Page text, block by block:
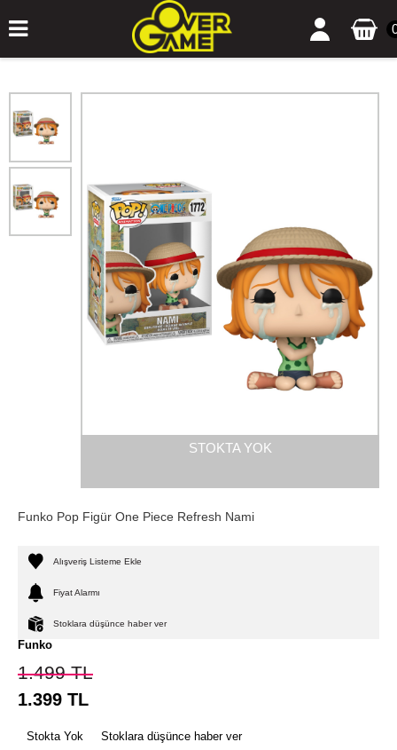
STOKTA YOK
Funko Pop Figür One Piece Refresh Nami
Alışveriş Listeme Ekle
Fiyat Alarmı
Stoklara düşünce haber ver
Funko
1.499TL
1.399 TL
Stokta Yok Stoklara düşünce haber ver